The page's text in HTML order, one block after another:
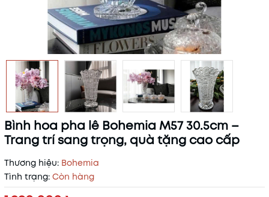
Bình hoa pha lê Bohemia M57 30.5cm –
Trang trí sang trọng, quà tặng cao cấp
Thương hiệu: Bohemia
Tình trạng: Còn hàng